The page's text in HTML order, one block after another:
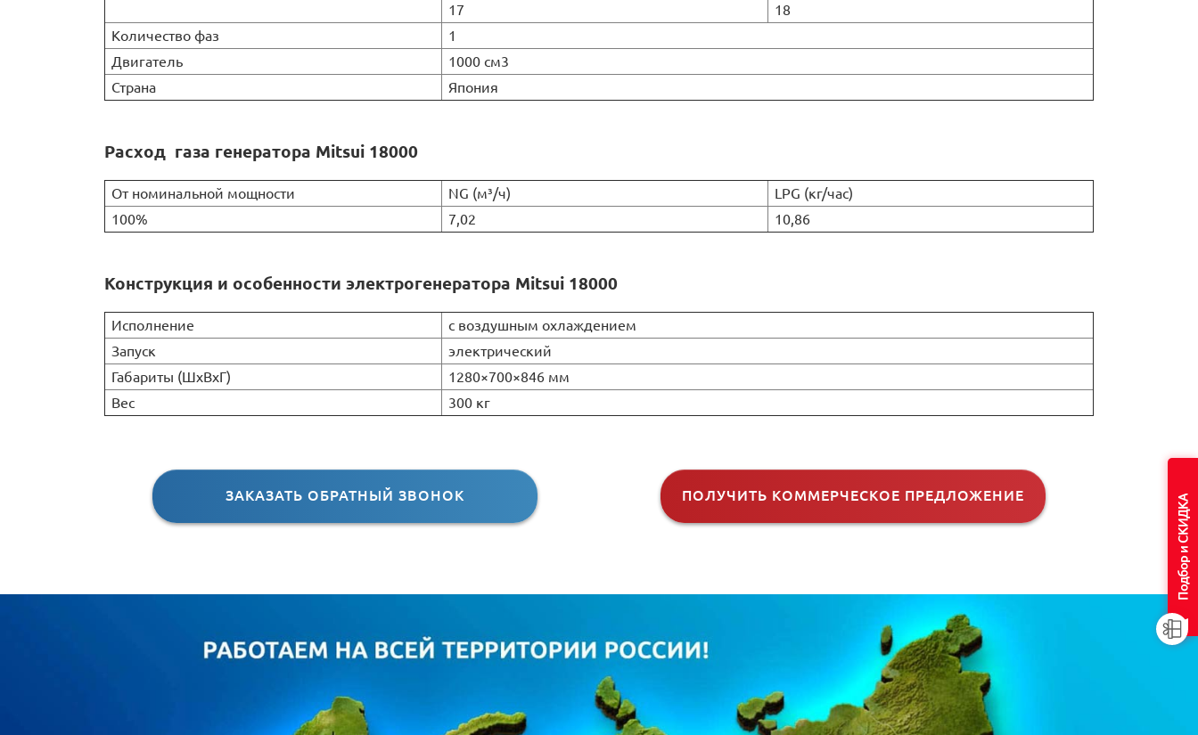
17
18
Количество фаз
1
Двигатель
1000 см3
Страна
Япония
Расход газа генератора Mitsui 18000
От номинальной мощности NG (м³/ч)
LPG (кг/час)
100%
7,02 10,86
Конструкция и особенности электрогенератора Mitsui 18000
Исполнение
с воздушным охлаждением
Запуск
электрический
Габариты (ШхВхГ)
1280×700×846 мм
Вес
300 кг
ЗАКАЗАТЬ ОБРАТНЫЙ ЗВОНОК ПОЛУЧИТЬ КОММЕРЧЕСКОЕ ПРЕДЛОЖЕНИЕ Подбор и СКИДКА